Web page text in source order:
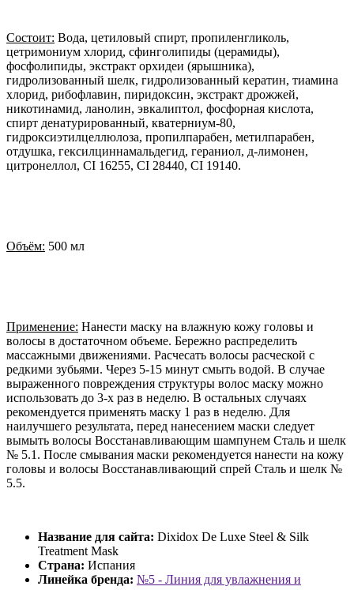
Состоит: Вода, цетиловый спирт, пропиленгликоль,
цетримониум хлорид, сфинголипиды (церамиды),
фосфолипиды, экстракт орхидеи (ярышника),
гидролизованный шелк, гидролизованный кератин, тиамина
хлорид, рибофлавин, пиридоксин, экстракт дрожжей,
никотинамид, ланолин, эвкалиптол, фосфорная кислота,
спирт денатурированный, кватерниум-80,
гидроксиэтилцеллюлоза, пропилпарабен, метилпарабен,
отдушка, гексилциннамальдегид, гераниол, д-лимонен,
цитронеллол, CI 16255, CI 28440, CI 19140.
Объём: 500 мл
Применение: Нанести маску на влажную кожу головы и
волосы в достаточном объеме. Бережно распределить
массажными движениями. Расчесать волосы расческой с
редкими зубьями. Через 5-15 минут смыть водой. В случае
выраженного повреждения структуры волос маску можно
использовать до 3-х раз в неделю. В остальных случаях
рекомендуется применять маску 1 раз в неделю. Для
наилучшего результата, перед нанесением маски следует
вымыть волосы Восстанавливающим шампунем Сталь и шелк
№ 5.1. После смывания маски рекомендуется нанести на кожу
головы и волосы Восстанавливающий спрей Сталь и шелк №
5.5.
Название для сайта: Dixidox De Luxe Steel & Silk
Treatment Mask
Страна: Испания
Линейка бренда: №5 - Линия для увлажнения и